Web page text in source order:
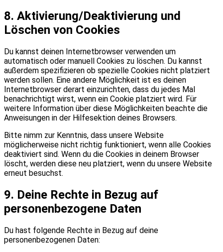
8. Aktivierung/Deaktivierung und
Löschen von Cookies
Du kannst deinen Internetbrowser verwenden um
automatisch oder manuell Cookies zu löschen. Du kannst
außerdem spezifizieren ob spezielle Cookies nicht platziert
werden sollen. Eine andere Möglichkeit ist es deinen
Internetbrowser derart einzurichten, dass du jedes Mal
benachrichtigt wirst, wenn ein Cookie platziert wird. Für
weitere Information über diese Möglichkeiten beachte die
Anweisungen in der Hilfesektion deines Browsers.
Bitte nimm zur Kenntnis, dass unsere Website
möglicherweise nicht richtig funktioniert, wenn alle Cookies
deaktiviert sind. Wenn du die Cookies in deinem Browser
löscht, werden diese neu platziert, wenn du unsere Website
erneut besuchst.
9. Deine Rechte in Bezug auf
personenbezogene Daten
Du hast folgende Rechte in Bezug auf deine
personenbezogenen Daten: